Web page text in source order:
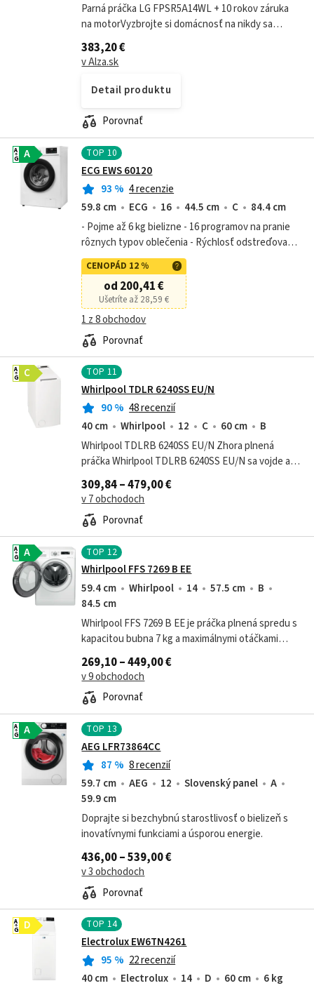
Parná práčka LG FPSR5A14WL + 10 rokov záruka
na motorVyzbrojte si domácnosť na nikdy sa
nekončiaci boj so špinavou bielizňou. Parná práčka
LG FPSR5A14WL ponúka hneď niekoľko...
383,20 €
v Alza.sk
Detail produktu
Porovnať
TOP 10
ECG EWS 60120
93 % 4 recenzie
A
A
G
59.8 cm ECG 16 44.5 cm C
84.4 cm
- Pojme až 6 kg bielizne - 16 programov na pranie
rôznych typov oblečenia - Rýchlosť odstreďovania
až 1200 otáčok za minútu - Predpierka s parou pre
čistejšie, mäkšie a...
CENOPÁD 12 %
od 200,41 €
Ušetríte až 28,59 €
1 z 8 obchodov
Porovnať
TOP 11
Whirlpool TDLR 6240SS EU/N
90% 48 recenzií
C
A
G
40 cm Whirlpool 12 C 60 cm
B
Whirlpool TDLRB 6240SS EU/N Zhora plnená
práčka Whirlpool TDLRB 6240SS EU/N sa vojde aj
do menších priestorov. Vyperie 6 kg bielizne. Pri
odstreďovaní je rýchlosť otáčok...
309,84 – 479,00 €
v 7 obchodoch
Porovnať
TOP 12
Whirlpool FFS 7269 B EE
A
A
G
59.4 cm Whirlpool 14 57.5 cm
B
84.5 cm
Whirlpool FFS 7269 B EE je práčka plnená spredu s
kapacitou bubna 7 kg a maximálnymi otáčkami
odstreďovania 1200 ot./min. Disponuje 14
programami, vrátane špeciálneho...
269,10 – 449,00 €
v 9 obchodoch
Porovnať
TOP 13
AEG LFR73864CC
87 % 8 recenzií
A
A
G
59.7 cm AEG 12 Slovenský panel
A
59.9 cm
Doprajte si bezchybnú starostlivosť o bielizeň s
inovatívnymi funkciami a úsporou energie.
436,00 – 539,00 €
v 3 obchodoch
Porovnať
TOP 14
Electrolux EW6TN4261
95 % 22 recenzií
D
A
G
40 cm Electrolux 14 D 60 cm
6 kg